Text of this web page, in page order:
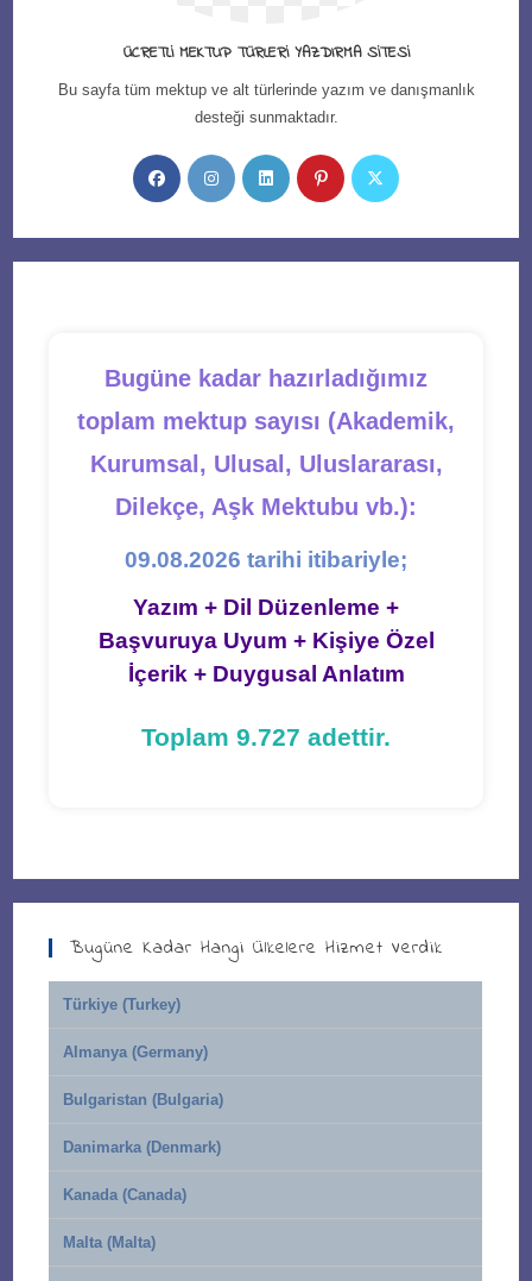
ÜCRETLI MEKTUP TÜRLERI YAZDIRMA SITESI
Bu sayfa tüm mektup ve alt türlerinde yazım ve danışmanlık
desteği sunmaktadır.
Opens
in
Opens
in
Opens
in
Opens
in
Opens
Bugüne kadar hazırladığımız
toplam mektup sayısı (Akademik,
Kurumsal, Ulusal, Uluslararası,
Dilekçe, Aşk Mektubu vb.):
09.08.2026 tarihi itibariyle;
Yazım + Dil Düzenleme +
Başvuruya Uyum + Kişiye Özel
İçerik + Duygusal Anlatım
Toplam 9.727 adettir.
Bugüne Kadar Hangi Ülkelere Hizmet Verdik
Türkiye (Turkey)
Almanya (Germany)
Bulgaristan (Bulgaria)
Danimarka (Denmark)
Kanada (Canada)
Malta (Malta)